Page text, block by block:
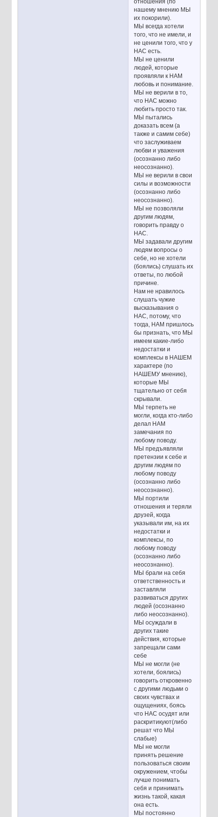
отношения (по
нашему мнению МЫ
их покорили).
МЫ всегда хотели
того, что не имели, и
не ценили того, что у
НАС есть.
МЫ не ценили
людей, которые
проявляли к НАМ
любовь и понимание.
МЫ не верили в то,
что НАС можно
любить просто так.
МЫ пытались
доказать всем (а
также и самим себе)
что заслуживаем
любви и уважения
(осознанно либо
неосознанно).
МЫ не верили в свои
силы и возможности
(осознанно либо
неосознанно).
МЫ не позволяли
другим людям,
говорить правду о
НАС.
МЫ задавали другим
людям вопросы о
себе, но не хотели
(боялись) слушать их
ответы, по любой
причине.
Нам не нравилось
слушать чужие
высказывания о
НАС, потому, что
тогда, НАМ пришлось
бы признать, что МЫ
имеем какие-либо
недостатки и
комплексы в НАШЕМ
характере (по
НАШЕМУ мнению),
которые МЫ
тщательно от себя
скрывали.
МЫ терпеть не
могли, когда кто-либо
делал НАМ
замечания по
любому поводу.
МЫ предъявляли
претензии к себе и
другим людям по
любому поводу
(осознанно либо
неосознанно).
МЫ портили
отношения и теряли
друзей, когда
указывали им, на их
недостатки и
комплексы, по
любому поводу
(осознанно либо
неосознанно).
МЫ брали на себя
ответственность и
заставляли
развиваться других
людей (осознанно
либо неосознанно).
МЫ осуждали в
других такие
действия, которые
запрещали сами
себе
МЫ не могли (не
хотели, боялись)
говорить откровенно
с другими людьми о
своих чувствах и
ощущениях, боясь
что НАС осудят или
раскритикуют(либо
решат что МЫ
слабые)
МЫ не могли
принять решение
пользоваться своим
окружением, чтобы
лучше понимать
себя и принимать
жизнь такой, какая
она есть.
МЫ постоянно